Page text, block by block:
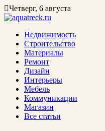
Четверг, 6 августа
Недвижимость
Строительство
Материалы
Ремонт
Дизайн
Интерьеры
Мебель
Коммуникации
Магазин
Все статьи